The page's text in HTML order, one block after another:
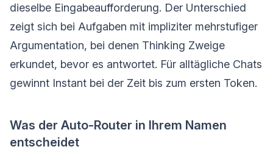
dieselbe Eingabeaufforderung. Der Unterschied
zeigt sich bei Aufgaben mit impliziter mehrstufiger
Argumentation, bei denen Thinking Zweige
erkundet, bevor es antwortet. Für alltägliche Chats
gewinnt Instant bei der Zeit bis zum ersten Token.
Was der Auto-Router in Ihrem Namen
entscheidet